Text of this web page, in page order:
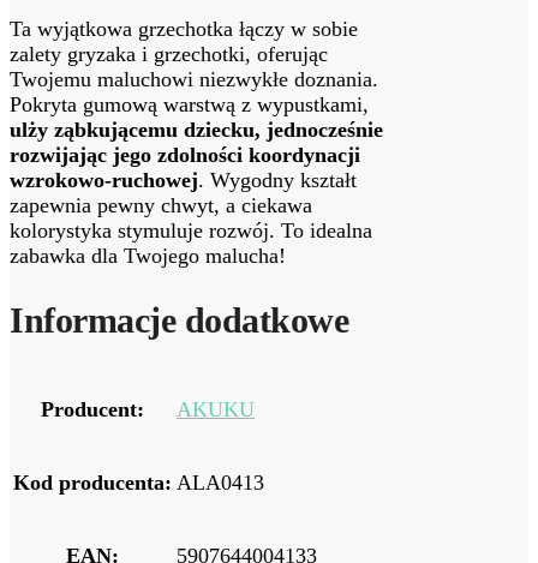
Ta wyjątkowa grzechotka łączy w sobie
zalety gryzaka i grzechotki, oferując
Twojemu maluchowi niezwykłe doznania.
Pokryta gumową warstwą z wypustkami,
ulży ząbkującemu dziecku, jednocześnie
rozwijając jego zdolności koordynacji
wzrokowo-ruchowej. Wygodny kształt
zapewnia pewny chwyt, a ciekawa
kolorystyka stymuluje rozwój. To idealna
zabawka dla Twojego malucha!
Informacje dodatkowe
Producent: AKUKU
Kod producenta: ALA0413
EAN: 5907644004133